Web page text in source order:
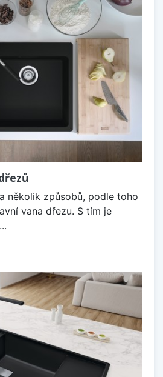
několik způsobů, podle toho
vana dřezu. S tím je